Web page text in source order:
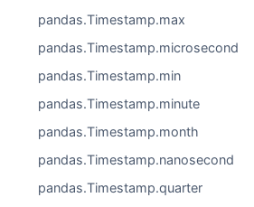
pandas.Timestamp.max
pandas.Timestamp.microsecond
pandas.Timestamp.min
pandas.Timestamp.minute
pandas.Timestamp.month
pandas.Timestamp.nanosecond
pandas.Timestamp.quarter